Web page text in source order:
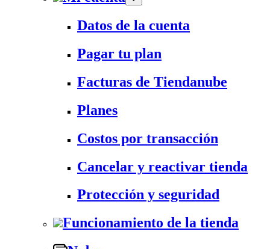
Datos de la cuenta
Pagar tu plan
Facturas de Tiendanube
Planes
Costos por transacción
Cancelar y reactivar tienda
Protección y seguridad
Funcionamiento de la tienda